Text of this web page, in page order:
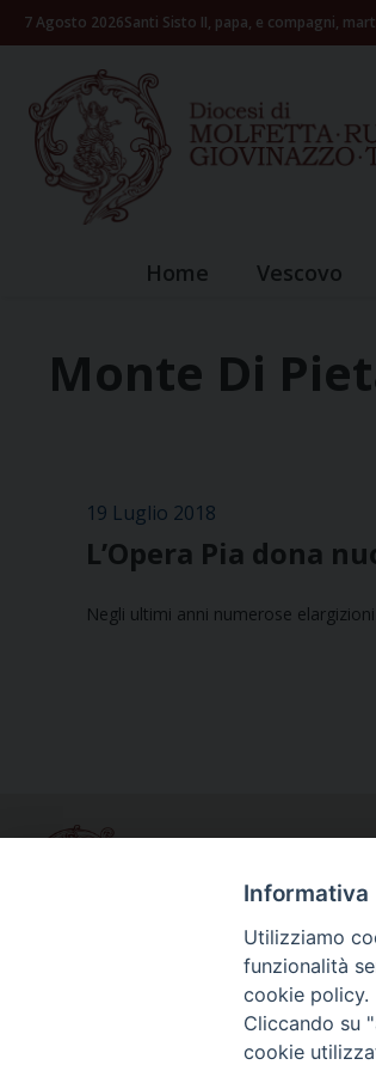
Skip7 Agosto 2026Santi Sisto II, papa, e compagni,
Home Vescovo
Monte Di
19 Luglio 2018
L’Opera Pia dona
Negli ultimi anni numerose
Piazza Giovene 4 – 70056 Molfetta
Informativa
Utilizziamo
funzionalità
cookie policy.
Cliccando su
cookie